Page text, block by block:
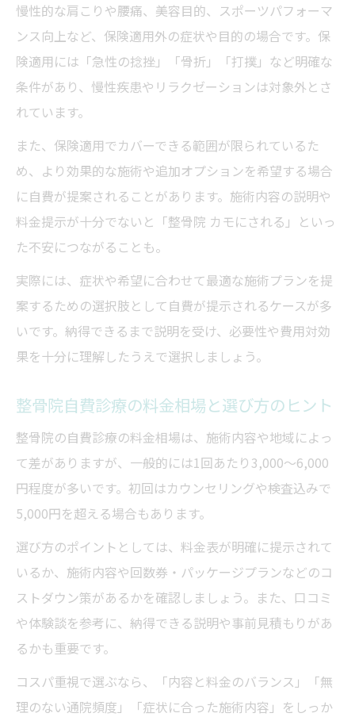
慢性的な肩こりや腰痛、美容目的、スポーツパフォーマ
ンス向上など、保険適用外の症状や目的の場合です。保
険適用には「急性の捻挫」「骨折」「打撲」など明確な
条件があり、慢性疾患やリラクゼーションは対象外とさ
れています。
また、保険適用でカバーできる範囲が限られているた
め、より効果的な施術や追加オプションを希望する場合
に自費が提案されることがあります。施術内容の説明や
料金提示が十分でないと「整骨院 カモにされる」といっ
た不安につながることも。
実際には、症状や希望に合わせて最適な施術プランを提
案するための選択肢として自費が提示されるケースが多
いです。納得できるまで説明を受け、必要性や費用対効
果を十分に理解したうえで選択しましょう。
整骨院自費診療の料金相場と選び方のヒント
整骨院の自費診療の料金相場は、施術内容や地域によっ
て差がありますが、一般的には1回あたり3,000～6,000
円程度が多いです。初回はカウンセリングや検査込みで
5,000円を超える場合もあります。
選び方のポイントとしては、料金表が明確に提示されて
いるか、施術内容や回数券・パッケージプランなどのコ
ストダウン策があるかを確認しましょう。また、口コミ
や体験談を参考に、納得できる説明や事前見積もりがあ
るかも重要です。
コスパ重視で選ぶなら、「内容と料金のバランス」「無
理のない通院頻度」「症状に合った施術内容」をしっか